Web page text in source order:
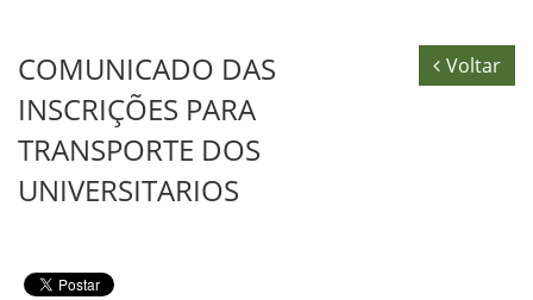
COMUNICADO DAS
INSCRIÇÕES PARA
TRANSPORTE DOS
UNIVERSITARIOS
Voltar